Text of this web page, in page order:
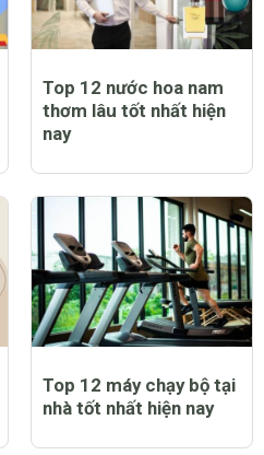
Top 12 nước hoa nam
thơm lâu tốt nhất hiện
nay
Top 12 máy chạy bộ tại
nhà tốt nhất hiện nay